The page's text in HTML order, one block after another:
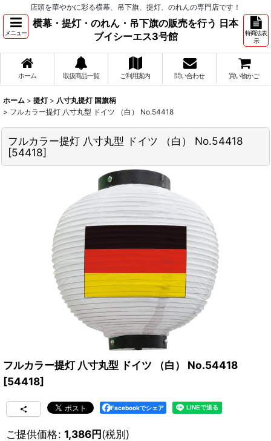
店頭を華やかに彩る横幕、吊下旗、提灯、のれんの専門店です！
メニュー
横幕・提灯・のれん・吊下旗の販売を行う 日本
ブイシーエス3号館
特商法表
示
ホーム 取扱商品一覧 ご利用案内 問い合わせ 買い物かご
ホーム > 提灯 > 八寸丸提灯 国旗柄
> フルカラー提灯 八寸丸型 ドイツ （白） No.54418
フルカラー提灯 八寸丸型 ドイツ （白） No.54418
[54418]
フルカラー提灯 八寸丸型 ドイツ （白） No.54418
[54418]
Facebookでシェア
ご提供価格: 1,386円(税別)